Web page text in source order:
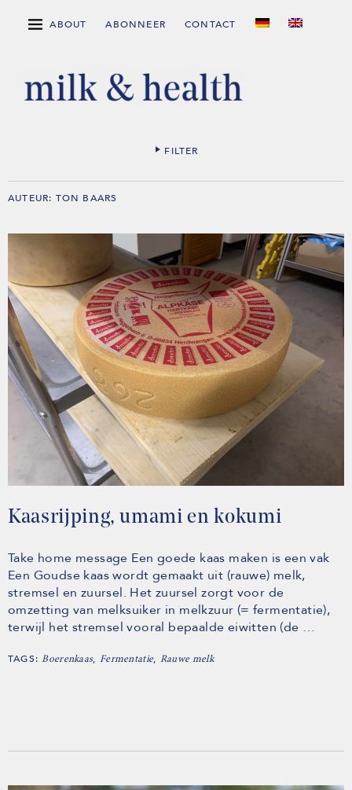
ABOUT ABONNEER CONTACT
FILTER
AUTEUR: TON BAARS
Kaasrijping, umami en kokumi
Take home message Een goede kaas maken is een vak
Een Goudse kaas wordt gemaakt uit (rauwe) melk,
stremsel en zuursel. Het zuursel zorgt voor de
omzetting van melksuiker in melkzuur (= fermentatie),
terwijl het stremsel vooral bepaalde eiwitten (de …
TAGS:Boerenkaas, Fermentatie, Rauwe melk